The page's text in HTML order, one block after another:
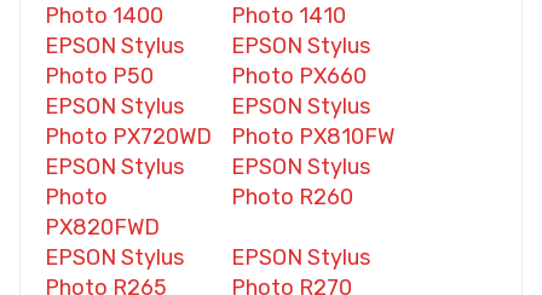
Photo 1400
Photo 1410
EPSON Stylus
Photo P50
EPSON Stylus
Photo PX660
EPSON Stylus
Photo PX720WD
EPSON Stylus
Photo PX810FW
EPSON Stylus
Photo
PX820FWD
EPSON Stylus
Photo R260
EPSON Stylus
Photo R265
EPSON Stylus
Photo R270